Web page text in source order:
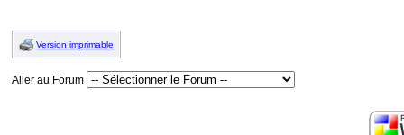
Version imprimable
Aller au Forum